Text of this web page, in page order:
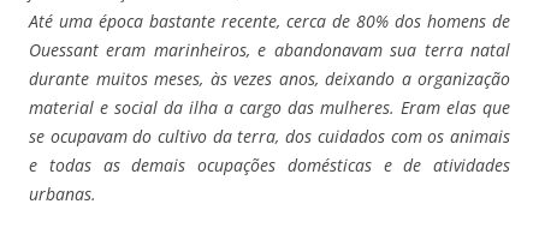
Até uma época bastante recente, cerca de 80% dos homens de
Ouessant eram marinheiros, e abandonavam sua terra natal
durante muitos meses, às vezes anos, deixando a organização
material e social da ilha a cargo das mulheres. Eram elas que
se ocupavam do cultivo da terra, dos cuidados com os animais
e todas as demais ocupações domésticas e de atividades
urbanas.